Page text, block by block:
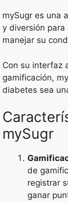
mySugr es una
y diversión
manejar su
Con su interfaz
gamificación,
diabetes sea
mySugr
de
registrar
ganar